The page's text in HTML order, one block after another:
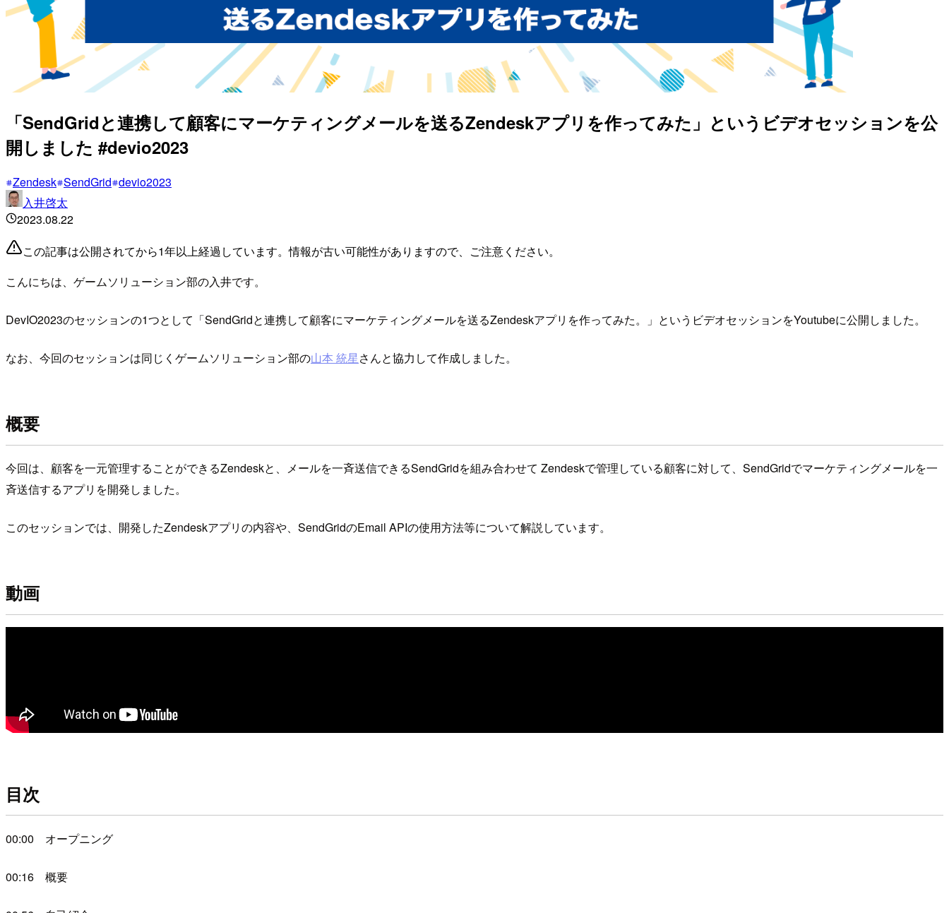
「SendGridと連携して顧客にマーケティングメールを送るZendeskアプリを作ってみた」というビデオセッションを公
開しました #devio2023
Zendesk SendGrid devio2023
入井啓太
2023.08.22
この記事は公開されてから1年以上経過しています。情報が古い可能性がありますので、ご注意ください。
こんにちは、ゲームソリューション部の入井です。
DevIO2023のセッションの1つとして「SendGridと連携して顧客にマーケティングメールを送るZendeskアプリを作ってみた。」というビデオセッションをYoutubeに公開しました。
なお、今回のセッションは同じくゲームソリューション部の山本 統星さんと協力して作成しました。
概要
今回は、顧客を一元管理することができるZendeskと、メールを一斉送信できるSendGridを組み合わせて Zendeskで管理している顧客に対して、SendGridでマーケティングメールを一
斉送信するアプリを開発しました。
このセッションでは、開発したZendeskアプリの内容や、SendGridのEmail APIの使用方法等について解説しています。
動画
目次
00:00 オープニング
00:16 概要